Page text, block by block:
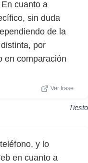
cuanto a
sin duda
de la
por
en comparación
Ver frase
Tiesto
y lo
en cuanto a